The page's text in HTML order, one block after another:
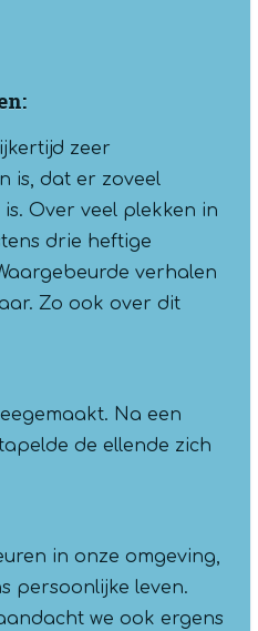
zeer
is, dat er zoveel
Over veel plekken in
drie heftige
verhalen
Zo ook over dit
Na een
de ellende zich
in onze omgeving,
persoonlijke leven.
we ook ergens